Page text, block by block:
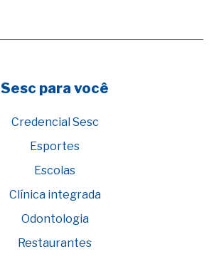
Sesc para você
Credencial Sesc
Esportes
Escolas
Clínica integrada
Odontologia
Restaurantes